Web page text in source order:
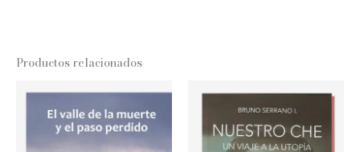
Productos relacionados